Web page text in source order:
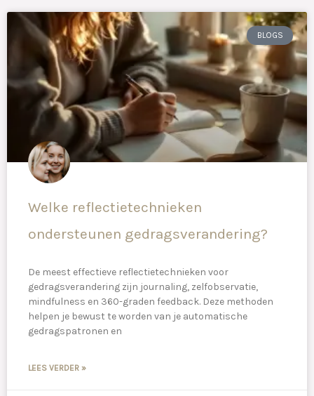
BLOGS
Welke reflectietechnieken
ondersteunen gedragsverandering?
De meest effectieve reflectietechnieken voor
gedragsverandering zijn journaling, zelfobservatie,
mindfulness en 360-graden feedback. Deze methoden
helpen je bewust te worden van je automatische
gedragspatronen en
LEES VERDER »